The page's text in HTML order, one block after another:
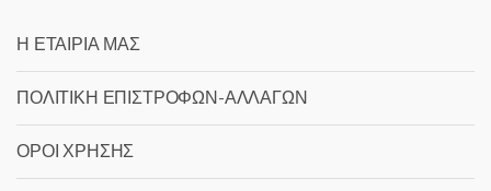
Η ΕΤΑΙΡΙΑ ΜΑΣ
ΠΟΛΙΤΙΚΗ ΕΠΙΣΤΡΟΦΩΝ-ΑΛΛΑΓΩΝ
ΟΡΟΙ ΧΡΗΣΗΣ